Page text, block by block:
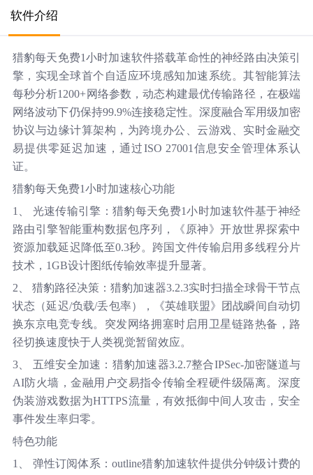
软件介绍
猎豹每天免费1小时加速软件搭载革命性的神经路由决策引
擎，实现全球首个自适应环境感知加速系统。其智能算法
每秒分析1200+网络参数，动态构建最优传输路径，在极端
网络波动下仍保持99.9%连接稳定性。深度融合军用级加密
协议与边缘计算架构，为跨境办公、云游戏、实时金融交
易提供零延迟加速，通过ISO 27001信息安全管理体系认
证。
猎豹每天免费1小时加速核心功能
1、 光速传输引擎：猎豹每天免费1小时加速软件基于神经
路由引擎智能重构数据包序列，《原神》开放世界探索中
资源加载延迟降低至0.3秒。跨国文件传输启用多线程分片
技术，1GB设计图纸传输效率提升显著。
2、 猎豹路径决策：猎豹加速器3.2.3实时扫描全球骨干节点
状态（延迟/负载/丢包率），《英雄联盟》团战瞬间自动切
换东京电竞专线。突发网络拥塞时启用卫星链路热备，路
径切换速度快于人类视觉暂留效应。
3、 五维安全加速：猎豹加速器3.2.7整合IPSec-加密隧道与
AI防火墙，金融用户交易指令传输全程硬件级隔离。深度
伪装游戏数据为HTTPS流量，有效抵御中间人攻击，安全
事件发生率归零。
特色功能
1、 弹性订阅体系：outline猎豹加速软件提供分钟级计费的